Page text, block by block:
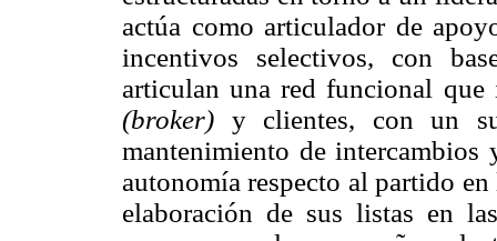
actúa como articulador de
incentivos selectivos, con
articulan una red funcional
(broker) y clientes, con un
mantenimiento de
autonomía respecto al partido
elaboración de sus listas en